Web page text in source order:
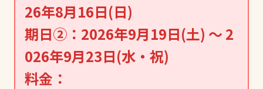
26年8月16日(日)
期日②：2026年9月19日(土) ～ 2
026年9月23日(水・祝)
料金：